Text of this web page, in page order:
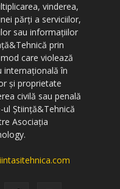
vinderea,
părți a serviciilor,
sau informațiilor
prin
care violează
internațională în
și proprietate
civilă sau penală
Știință&Tehnică
Asociația